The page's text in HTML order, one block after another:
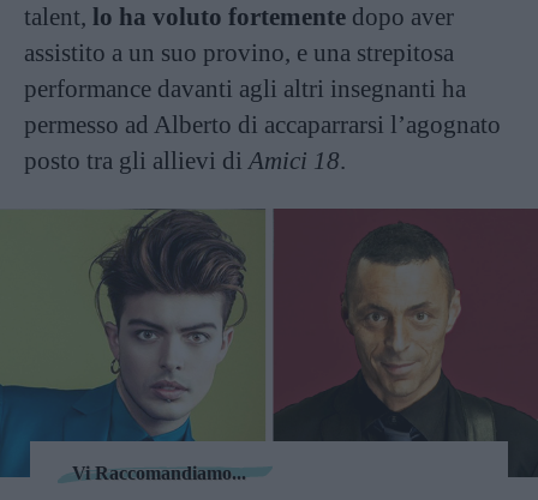
talent, lo ha voluto fortemente dopo aver
assistito a un suo provino, e una strepitosa
performance davanti agli altri insegnanti ha
permesso ad Alberto di accaparrarsi l’agognato
posto tra gli allievi di Amici 18.
Vi Raccomandiamo...